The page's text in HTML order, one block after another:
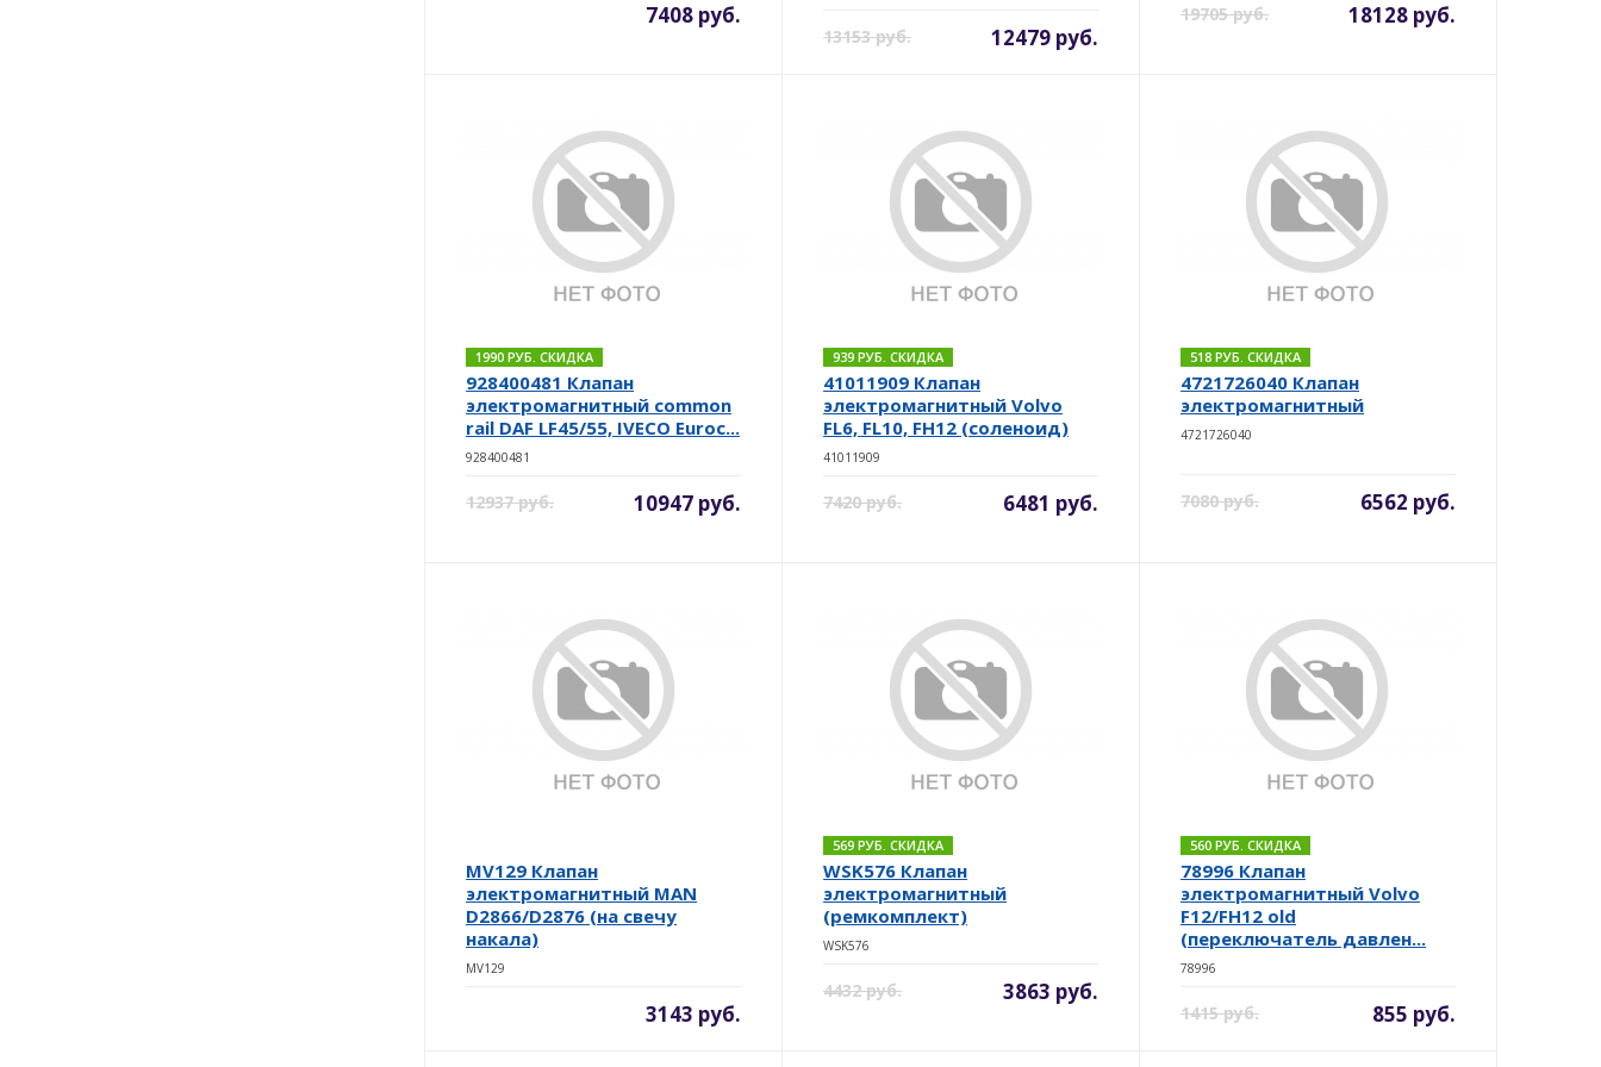
7408 руб.
13153 руб. 12479 руб.
19705 руб. 18128 руб.
1990 РУБ. СКИДКА
928400481 Клапан
электромагнитный common
rail DAF LF45/55, IVECO Euroc...
928400481
12937 руб. 10947 руб.
939 РУБ. СКИДКА
41011909 Клапан
электромагнитный Volvo
FL6, FL10, FH12 (соленоид)
41011909
7420 руб. 6481 руб.
518 РУБ. СКИДКА
4721726040 Клапан
электромагнитный
4721726040
7080 руб. 6562 руб.
MV129 Клапан
электромагнитный MAN
D2866/D2876 (на свечу
накала)
MV129
3143 руб.
569 РУБ. СКИДКА
WSK576 Клапан
электромагнитный
(ремкомплект)
WSK576
4432 руб. 3863 руб.
560 РУБ. СКИДКА
78996 Клапан
электромагнитный Volvo
F12/FH12 old
(переключатель давлен...
78996
1415 руб. 855 руб.